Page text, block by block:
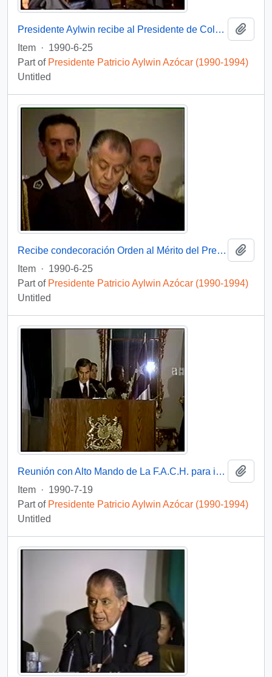
Presidente Aylwin recibe al Presidente de Colombia Virgilio Barco Vargas en la Moneda: video
Item · 1990-6-25
Part of Presidente Patricio Aylwin Azócar (1990-1994)
Untitled
Recibe condecoración Orden al Mérito del Presidente de Colombia : video
Item · 1990-6-25
Part of Presidente Patricio Aylwin Azócar (1990-1994)
Untitled
Reunión con Alto Mando de La F.A.C.H. para imponer Condecoración Presidente de la República : video
Item · 1990-7-19
Part of Presidente Patricio Aylwin Azócar (1990-1994)
Untitled